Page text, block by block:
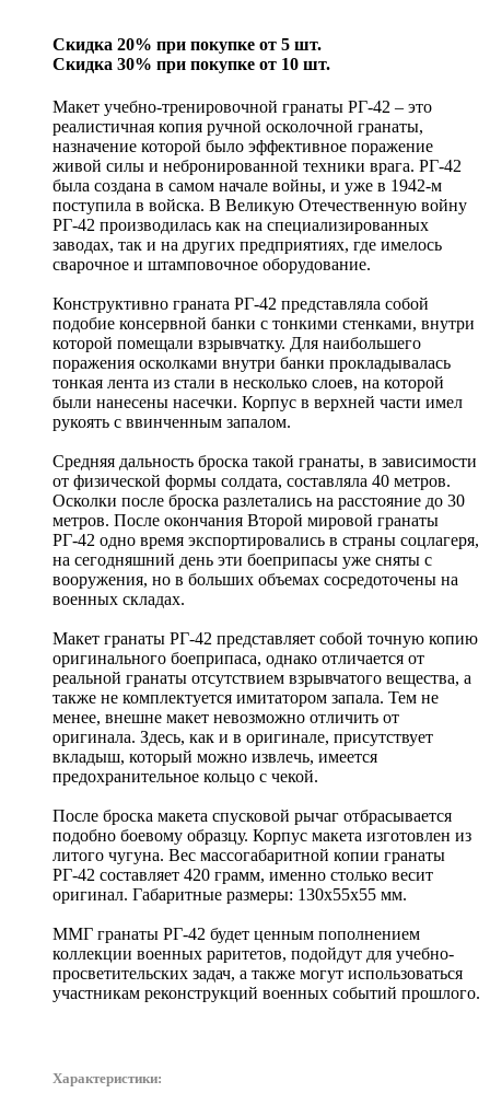
Скидка 20% при покупке от 5 шт.
Скидка 30% при покупке от 10 шт.
Макет учебно-тренировочной гранаты РГ-42 – это
реалистичная копия ручной осколочной гранаты,
назначение которой было эффективное поражение
живой силы и небронированной техники врага. РГ-42
была создана в самом начале войны, и уже в 1942-м
поступила в войска. В Великую Отечественную войну
РГ-42 производилась как на специализированных
заводах, так и на других предприятиях, где имелось
сварочное и штамповочное оборудование.
Конструктивно граната РГ-42 представляла собой
подобие консервной банки с тонкими стенками, внутри
которой помещали взрывчатку. Для наибольшего
поражения осколками внутри банки прокладывалась
тонкая лента из стали в несколько слоев, на которой
были нанесены насечки. Корпус в верхней части имел
рукоять с ввинченным запалом.
Средняя дальность броска такой гранаты, в зависимости
от физической формы солдата, составляла 40 метров.
Осколки после броска разлетались на расстояние до 30
метров. После окончания Второй мировой гранаты
РГ-42 одно время экспортировались в страны соцлагеря,
на сегодняшний день эти боеприпасы уже сняты с
вооружения, но в больших объемах сосредоточены на
военных складах.
Макет гранаты РГ-42 представляет собой точную копию
оригинального боеприпаса, однако отличается от
реальной гранаты отсутствием взрывчатого вещества, а
также не комплектуется имитатором запала. Тем не
менее, внешне макет невозможно отличить от
оригинала. Здесь, как и в оригинале, присутствует
вкладыш, который можно извлечь, имеется
предохранительное кольцо с чекой.
После броска макета спусковой рычаг отбрасывается
подобно боевому образцу. Корпус макета изготовлен из
литого чугуна. Вес массогабаритной копии гранаты
РГ-42 составляет 420 грамм, именно столько весит
оригинал. Габаритные размеры: 130х55х55 мм.
ММГ гранаты РГ-42 будет ценным пополнением
коллекции военных раритетов, подойдут для учебно-
просветительских задач, а также могут использоваться
участникам реконструкций военных событий прошлого.
Характеристики: